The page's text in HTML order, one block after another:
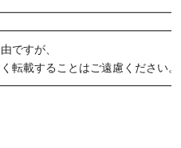
ですが、
転載することはご遠慮ください。